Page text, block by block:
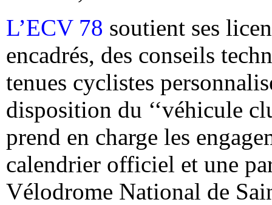
L’ECV 78 soutient ses
encadrés, des conseils
tenues cyclistes
disposition du ‘‘véhicule
prend en charge les
calendrier officiel et une
Vélodrome National de